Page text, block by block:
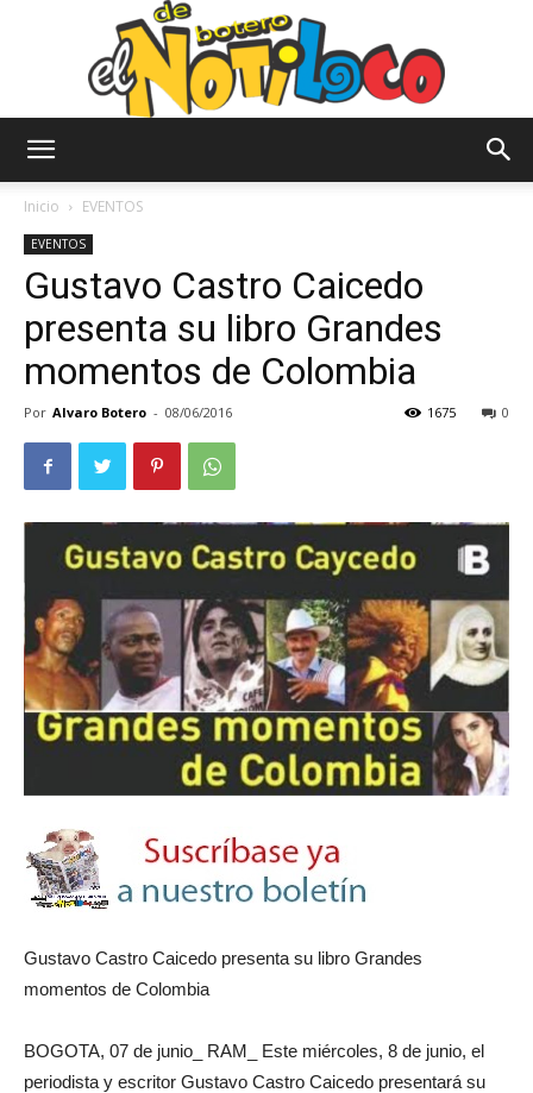
Notiloco
de
Inicio EVENTOS
EVENTOS
Gustavo Castro Caicedo
presenta su libro Grandes
momentos de Colombia
Por Alvaro Botero - 08/06/2016 0
1675
Gustavo Castro Caicedo presenta su libro Grandes
momentos de Colombia
BOGOTA, 07 de junio_ RAM_ Este miércoles, 8 de junio, el
periodista y escritor Gustavo Castro Caicedo presentará su